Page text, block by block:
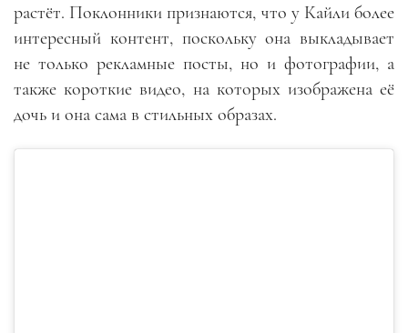
растёт. Поклонники признаются, что у Кайли более
интересный контент, поскольку она выкладывает
не только рекламные посты, но и фотографии, а
также короткие видео, на которых изображена её
дочь и она сама в стильных образах.